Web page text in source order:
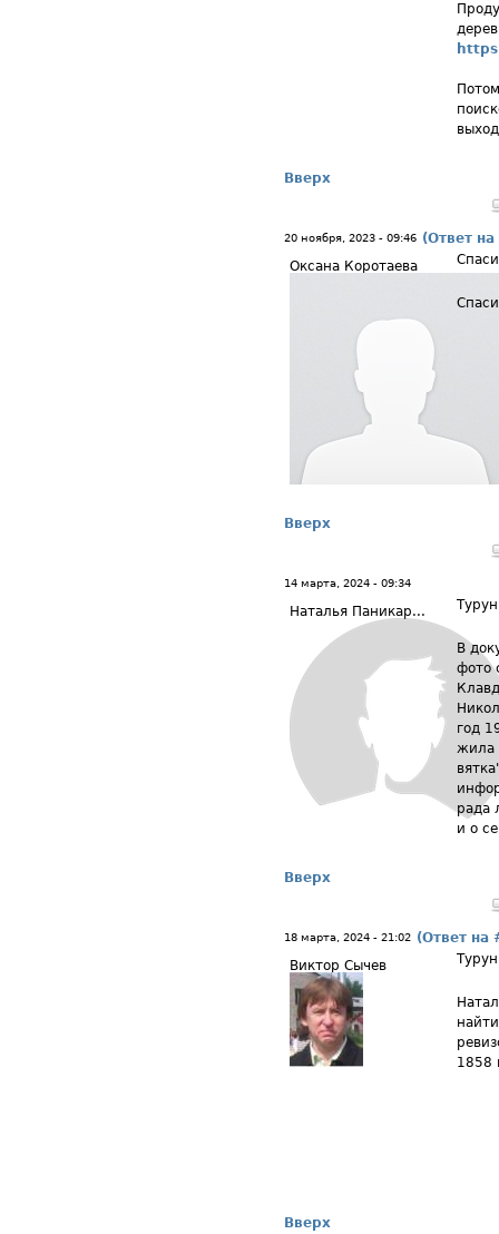
Вверх
20 ноября, 2023 - 09:46 (Ответ
Оксана Коротаева
Вверх
14 марта, 2024 - 09:34
Наталья Паникар...
В
фото
год
жила
рада
и о
Вверх
18 марта, 2024 - 21:02 (Ответ на
Виктор Сычев
1858
Вверх